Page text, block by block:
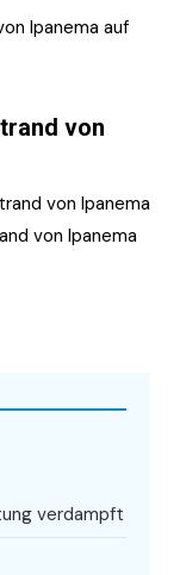
von
von Ipanema
von Ipanema
verdampft